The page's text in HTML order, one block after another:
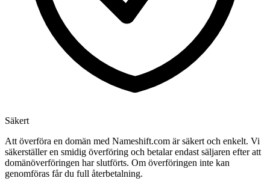
Säkert
Att överföra en domän med Nameshift.com är säkert och enkelt. Vi
säkerställer en smidig överföring och betalar endast säljaren efter att
domänöverföringen har slutförts. Om överföringen inte kan
genomföras får du full återbetalning.